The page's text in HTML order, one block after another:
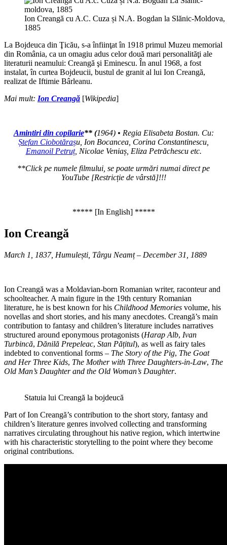
Ion Creangă cu A.C. Cuza și N.A. Bogdan la Slănic-Moldova,
1885
La Bojdeuca din Ţicău, s-a înfiinţat în 1918 primul Muzeu memorial
din România, ca un omagiu adus celor două mari personalităţi ale
literaturii neamului: Creangă şi Eminescu. În anul 1968, a fost
instalat, în curtea Bojdeucii, bustul de granit al lui Ion Creangă,
realizat de Iftimie Bârleanu.
Mai mult: Ion Creangă [Wikipedia]
Amintiri din copilarie** (1964) • Regia Elisabeta Bostan. Cu:
Ștefan Ciobotărașu, Ion Bocancea, Corina Constantinescu,
Emanoil Petruț, Nicolae Veniaș, Eliza Petrăchescu etc.
**Click pe numele filmului, se poate urmări numai direct pe
YouTube [Restricție de vârstă]!!!
***** [In English] *****
Ion Creangă
March 1, 1837, Humulești, Târgu Neamț – December 31, 1889
Ion Creangă was a Moldavian-born Romanian writer, raconteur and
schoolteacher. A main figure in the 19th century Romanian
literature, he is best known for his Childhood Memories volume, his
novellas and short stories, and his many anecdotes. Creangă’s main
contribution to fantasy and children’s literature includes narratives
structured around eponymous protagonists (Harap Alb, Ivan
Turbincă, Dănilă Prepeleac, Stan Pățitul), as well as fairy tales
indebted to conventional forms – The Story of the Pig, The Goat
and Her Three Kids, The Mother with Three Daughters-in-Law, The
Old Man’s Daughter and the Old Woman’s Daughter.
Statuia lui Creangă la bojdeucă
Part of Ion Creangă’s contribution to the short story, fantasy and
children’s literature genres involved collecting and transforming
narratives circulating throughout his native region, which intertwine
with his characteristic storytelling to the point where they become
original contributions.